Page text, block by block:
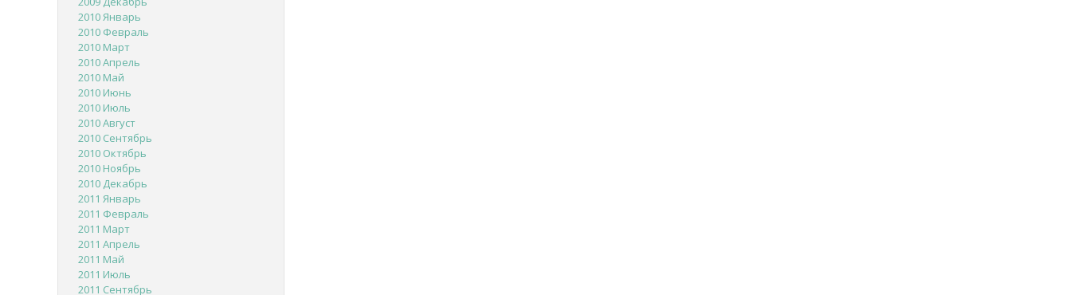
2010 Январь
2010 Февраль
2010 Март
2010 Апрель
2010 Май
2010 Июнь
2010 Июль
2010 Август
2010 Сентябрь
2010 Октябрь
2010 Ноябрь
2010 Декабрь
2011 Январь
2011 Февраль
2011 Март
2011 Апрель
2011 Май
2011 Июль
2011 Сентябрь